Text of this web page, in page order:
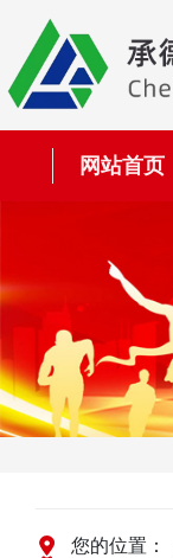
网站首页
您的位置：